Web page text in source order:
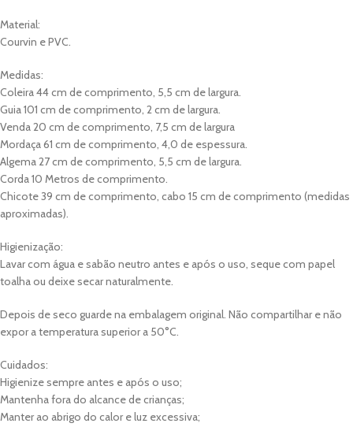
Material:
Courvin e PVC.
Medidas:
Coleira 44 cm de comprimento, 5,5 cm de largura.
Guia 101 cm de comprimento, 2 cm de largura.
Venda 20 cm de comprimento, 7,5 cm de largura
Mordaça 61 cm de comprimento, 4,0 de espessura.
Algema 27 cm de comprimento, 5,5 cm de largura.
Corda 10 Metros de comprimento.
Chicote 39 cm de comprimento, cabo 15 cm de comprimento (medidas
aproximadas).
Higienização:
Lavar com água e sabão neutro antes e após o uso, seque com papel
toalha ou deixe secar naturalmente.
Depois de seco guarde na embalagem original. Não compartilhar e não
expor a temperatura superior a 50°C.
Cuidados:
Higienize sempre antes e após o uso;
Mantenha fora do alcance de crianças;
Manter ao abrigo do calor e luz excessiva;